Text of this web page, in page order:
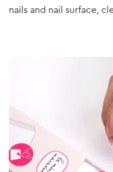
nails and nail surface,